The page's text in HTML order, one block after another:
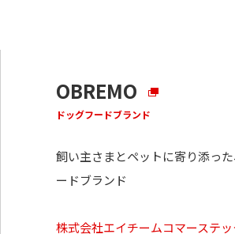
OBREMO
ドッグフードブランド
飼い主さまとペットに寄り添っ
ードブランド
株式会社エイチームコマーステ